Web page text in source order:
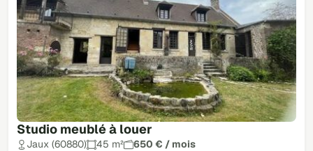
Studio meublé à louer
Jaux (60880) 45 m²
650 € / mois